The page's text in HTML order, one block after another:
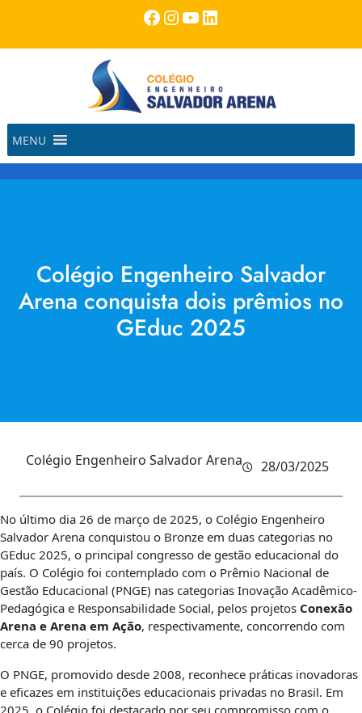
o
Facebook
Instagram
Youtube
LinkedIn
MENU
Colégio Engenheiro Salvador
Arena conquista dois prêmios no
GEduc 2025
Colégio Engenheiro Salvador Arena 28/03/2025
No último dia 26 de março de 2025, o Colégio Engenheiro
Salvador Arena conquistou o Bronze em duas categorias no
GEduc 2025, o principal congresso de gestão educacional do
país. O Colégio foi contemplado com o Prêmio Nacional de
Gestão Educacional (PNGE) nas categorias Inovação Acadêmico-
Pedagógica e Responsabilidade Social, pelos projetos Conexão
Arena e Arena em Ação, respectivamente, concorrendo com
cerca de 90 projetos.
O PNGE, promovido desde 2008, reconhece práticas inovadoras
e eficazes em instituições educacionais privadas no Brasil. Em
2025, o Colégio foi destacado por seu compromisso com o